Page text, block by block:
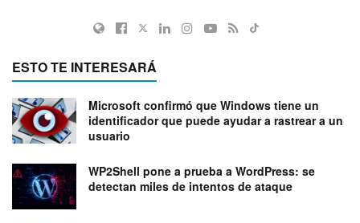
ESTO TE INTERESARÁ
Microsoft confirmó que Windows tiene un
identificador que puede ayudar a rastrear a un
usuario
WP2Shell pone a prueba a WordPress: se
detectan miles de intentos de ataque